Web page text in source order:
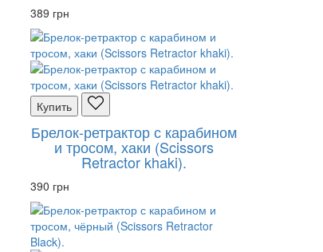
389 грн
Купить
Брелок-ретрактор с карабином
и тросом, хаки (Scissors
Retractor khaki).
390 грн